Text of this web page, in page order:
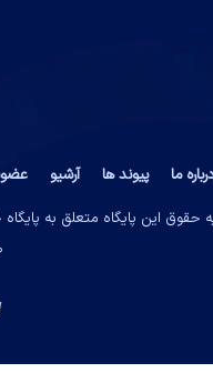
درباره ما پیوند ها آرشیو
حقوق این پایگاه متعلق به